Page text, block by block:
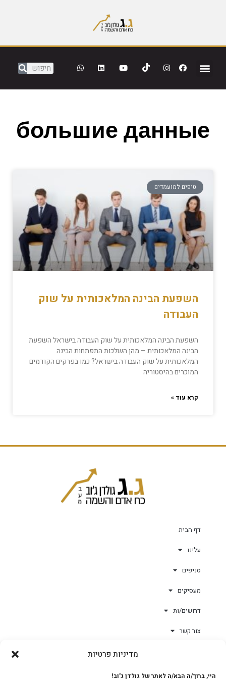
מדיניות פרטיות
היי, ברוך/ה הבא/ה לאתר של גולדן ג'וב!
большие данные
טיפים למועמדים
השפעת הבינה המלאכותית על שוק
העבודה
השפעת הבינה המלאכותית על שוק העבודה בישראל השפעת
הבינה המלאכותית – מהן השלכות התפתחות הבינה
המלאכותית על שוק העבודה בישראל? כמו בפרקים הקודמים
המוכרים בהיסטוריה
קרא עוד »
דף הבית
עלינו
סניפים
מעסיקים
דרושים/ות
צור קשר